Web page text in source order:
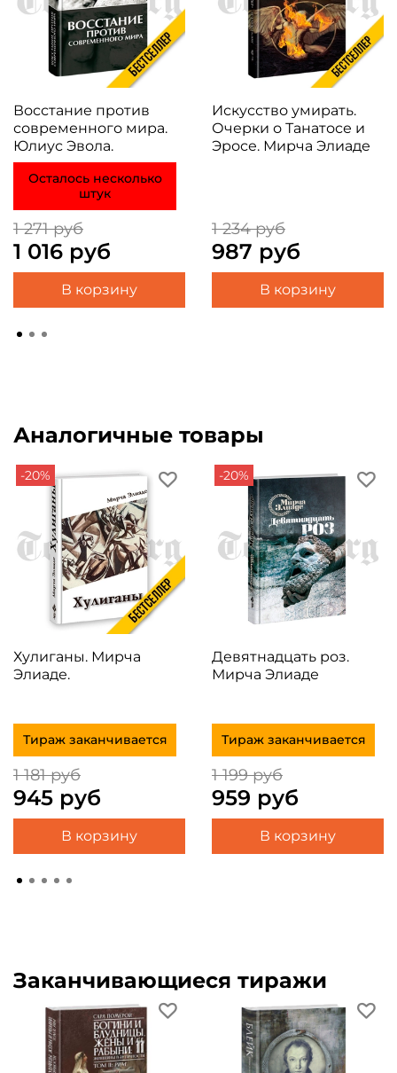
Восстание против
современного мира.
Юлиус Эвола.
Осталось несколько
штук
1 271 руб
1 016 руб
В корзину
Искусство умирать.
Очерки о Танатосе и
Эросе. Мирча Элиаде
1 234 руб
987 руб
В корзину
Аналогичные товары
-20%
Хулиганы. Мирча
Элиаде.
Тираж заканчивается
1 181 руб
945 руб
В корзину
-20%
Девятнадцать роз.
Мирча Элиаде
Тираж заканчивается
1 199 руб
959 руб
В корзину
Заканчивающиеся тиражи